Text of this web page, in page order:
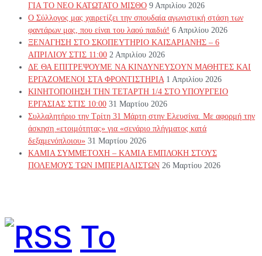
ΓΙΑ ΤΟ ΝΕΟ ΚΑΤΩΤΑΤΟ ΜΙΣΘΟ 9 Απριλίου 2026
Ο Σύλλογος μας χαιρετίζει την σπουδαία αγωνιστική στάση των
φαντάρων μας, που είναι του λαού παιδιά! 6 Απριλίου 2026
ΞΕΝΑΓΗΣΗ ΣΤΟ ΣΚΟΠΕΥΤΗΡΙΟ ΚΑΙΣΑΡΙΑΝΗΣ – 6
ΑΠΡΙΛΙΟΥ ΣΤΙΣ 11:00 2 Απριλίου 2026
ΔΕ ΘΑ ΕΠΙΤΡΕΨΟΥΜΕ ΝΑ ΚΙΝΔΥΝΕΥΣOYN ΜΑΘΗΤΕΣ ΚΑΙ
ΕΡΓΑΖΟΜΕΝΟΙ ΣΤΑ ΦΡΟΝΤΙΣΤΗΡΙΑ 1 Απριλίου 2026
ΚΙΝΗΤΟΠΟΙΗΣΗ ΤΗΝ ΤΕΤΑΡΤΗ 1/4 ΣΤΟ ΥΠΟΥΡΓΕΙΟ
ΕΡΓΑΣΙΑΣ ΣΤΙΣ 10:00 31 Μαρτίου 2026
Συλλαλητήριο την Τρίτη 31 Μάρτη στην Ελευσίνα. Με αφορμή την
άσκηση «ετοιμότητας» για «σενάριο πλήγματος κατά
δεξαμενόπλοιου» 31 Μαρτίου 2026
ΚΑΜΙΑ ΣΥΜΜΕΤΟΧΗ – ΚΑΜΙΑ ΕΜΠΛΟΚΗ ΣΤΟΥΣ
ΠΟΛΕΜΟΥΣ ΤΩΝ ΙΜΠΕΡΙΑΛΙΣΤΩΝ 26 Μαρτίου 2026
Το